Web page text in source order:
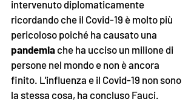
intervenuto diplomaticamente
ricordando che il Covid-19 è molto più
pericoloso poiché ha causato una
pandemia che ha ucciso un milione di
persone nel mondo e non è ancora
finito. L'influenza e il Covid-19 non sono
la stessa cosa, ha concluso Fauci.